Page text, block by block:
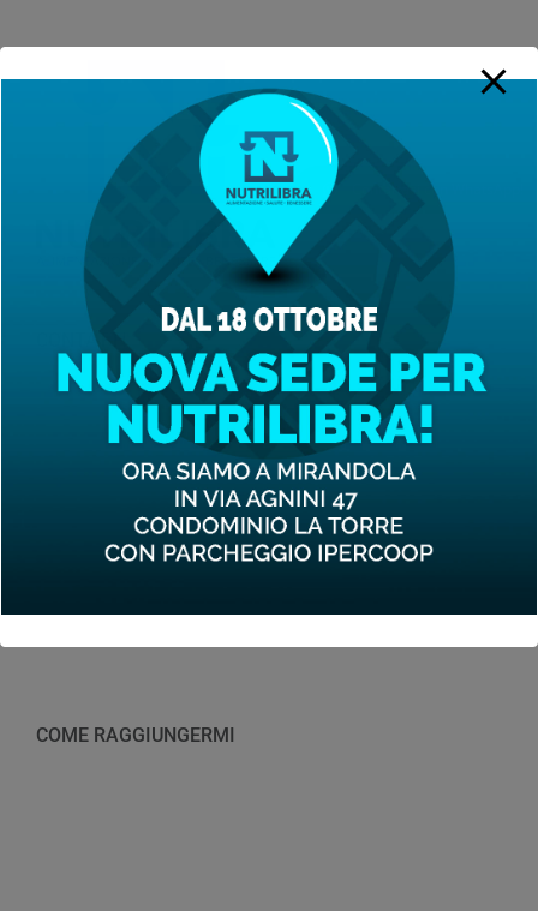
CONTATTI
Via Agnini 47,
Condominio La Torre,
Con parcheggio IPERCOOP,
41037 Mirandola (MO)
+39 3490503445
COME RAGGIUNGERMI
Contattaci con WhatsApp!